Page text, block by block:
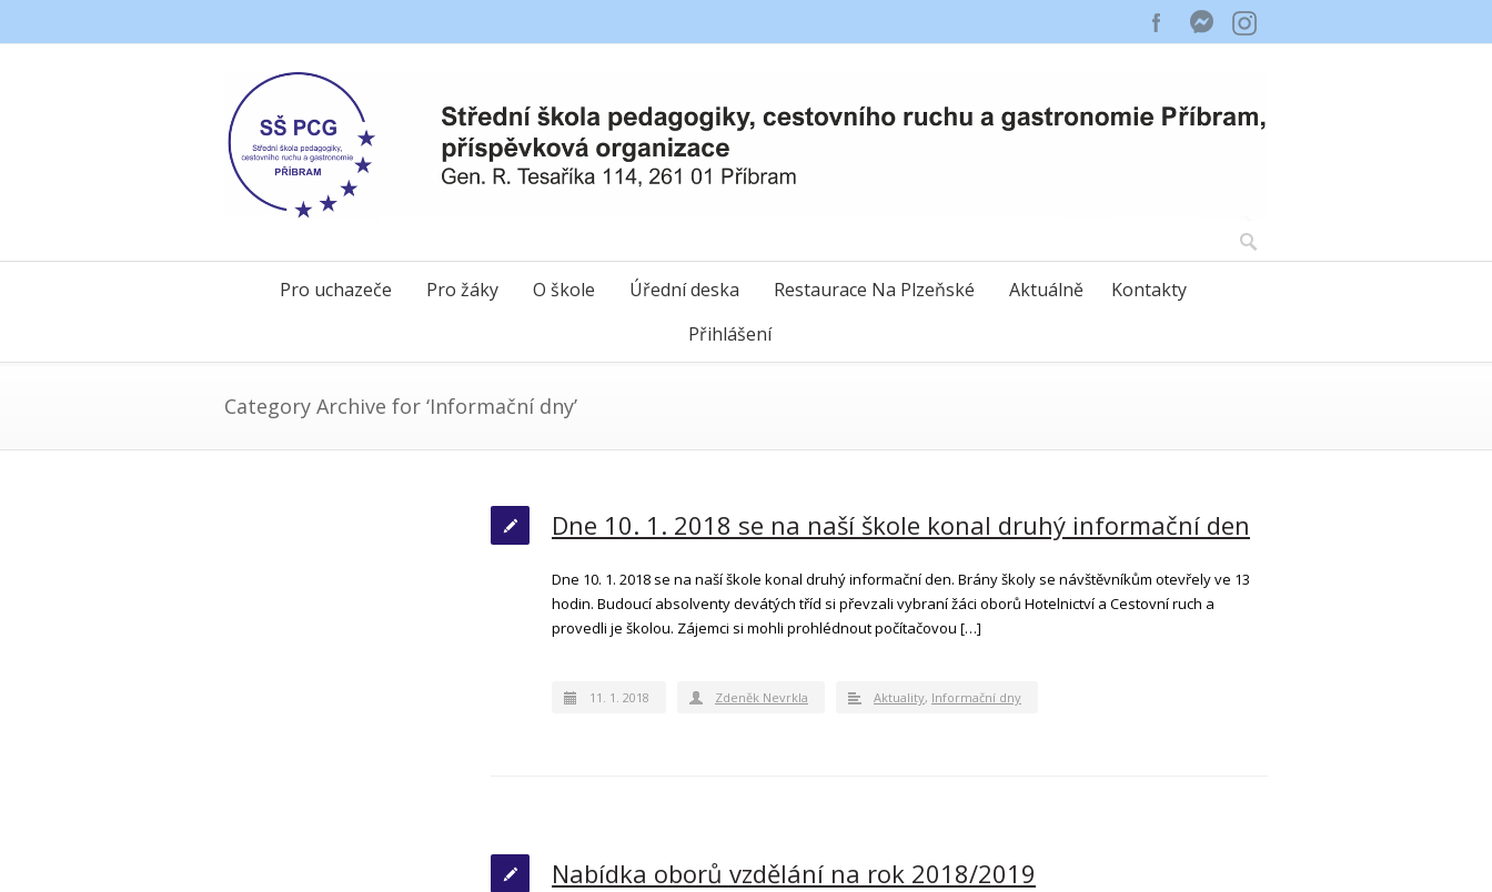
Pro uchazeče Pro žáky O škole Úřední deska Restaurace Na Plzeňské Aktuálně
Kontakty
Přihlášení
Category Archive for ‘Informační dny’
Dne 10. 1. 2018 se na naší škole konal druhý informační den
Dne 10. 1. 2018 se na naší škole konal druhý informační den. Brány školy se návštěvníkům otevřely ve 13
hodin. Budoucí absolventy devátých tříd si převzali vybraní žáci oborů Hotelnictví a Cestovní ruch a
provedli je školou. Zájemci si mohli prohlédnout počítačovou […]
11. 1. 2018 Zdeněk Nevrkla Aktuality, Informační dny
Nabídka oborů vzdělání na rok 2018/2019